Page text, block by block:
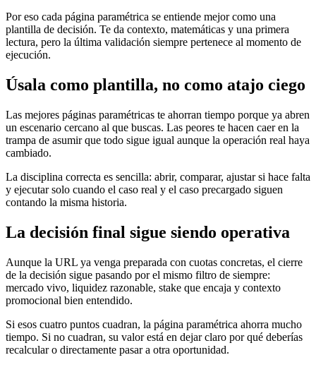
Por eso cada página paramétrica se entiende mejor como una
plantilla de decisión. Te da contexto, matemáticas y una primera
lectura, pero la última validación siempre pertenece al momento de
ejecución.
Úsala como plantilla, no como atajo ciego
Las mejores páginas paramétricas te ahorran tiempo porque ya abren
un escenario cercano al que buscas. Las peores te hacen caer en la
trampa de asumir que todo sigue igual aunque la operación real haya
cambiado.
La disciplina correcta es sencilla: abrir, comparar, ajustar si hace falta
y ejecutar solo cuando el caso real y el caso precargado siguen
contando la misma historia.
La decisión final sigue siendo operativa
Aunque la URL ya venga preparada con cuotas concretas, el cierre
de la decisión sigue pasando por el mismo filtro de siempre:
mercado vivo, liquidez razonable, stake que encaja y contexto
promocional bien entendido.
Si esos cuatro puntos cuadran, la página paramétrica ahorra mucho
tiempo. Si no cuadran, su valor está en dejar claro por qué deberías
recalcular o directamente pasar a otra oportunidad.